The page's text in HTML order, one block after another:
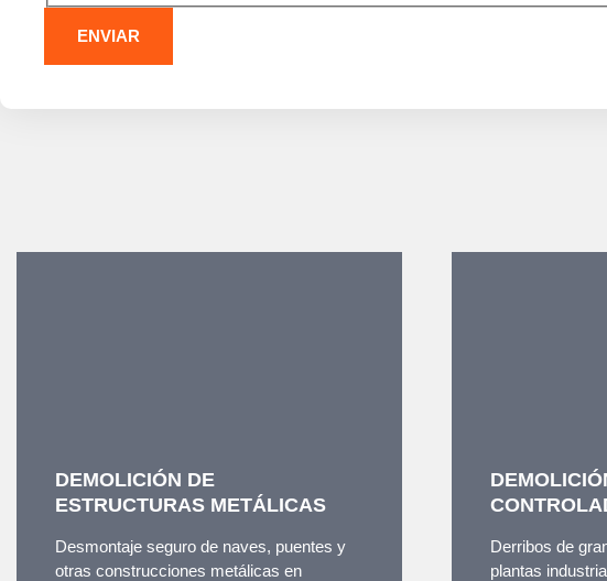
DEMOLICIÓN DE
ESTRUCTURAS METÁLICAS
Desmontaje seguro de naves, puentes y
otras construcciones metálicas en
Derribos de
plantas